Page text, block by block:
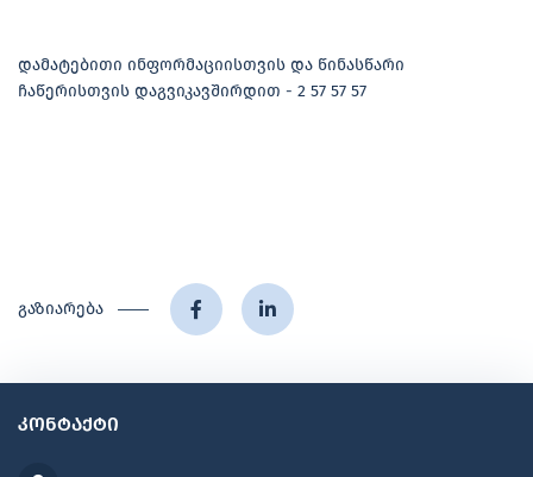
დამატებითი ინფორმაციისთვის და წინასწარი
ჩაწერისთვის დაგვიკავშირდით - 2 57 57 57
გაზიარება
კონტაქტი